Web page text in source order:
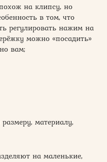
на клипсу, но
в том, что
регулировать нажим на
можно «посадить»
вам;
материалу,
на маленькие,